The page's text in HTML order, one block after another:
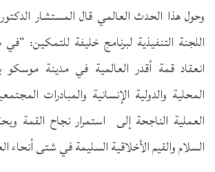
وحول هذا الحدث العالمي قال المستشار الدكتور
اللجنة التنفيذية لبرنامج خليفة للتمكين:
انعقاد قمة أقدر العالمية في مدينة
المحلية والدولية الإنسانية والمبادرات
العملية الناجحة إلى استمرار نجاح القمة
السلام والقيم الأخلاقية السليمة في شتى أنحاء